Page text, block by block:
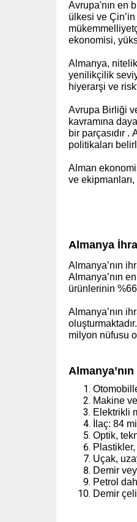
Avrupa'nın en
ülkesi ve
ekonomisi,
Almanya,
yenilikçilik
hiyerarşi ve
Avrupa Birliği
kavramına
bir parçasıdır
politikaları
Alman
ve
Almanya
Almanya’nın
Almanya’nın
ürünlerinin
Almanya’nın
milyon nüfusu
Makine
Elektrikli
İlaç: 84
Optik,
Uçak,
Demir
Petrol
Demir